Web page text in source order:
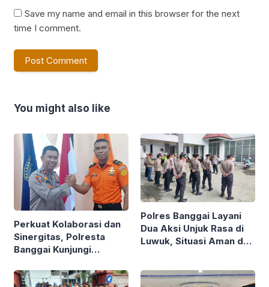
Save my name and email in this browser for the next
time I comment.
You might also like
Perkuat Kolaborasi dan
Sinergitas, Polresta
Banggai Kunjungi
Polres Banggai Layani
Dua Aksi Unjuk Rasa di
Luwuk, Situasi Aman dan